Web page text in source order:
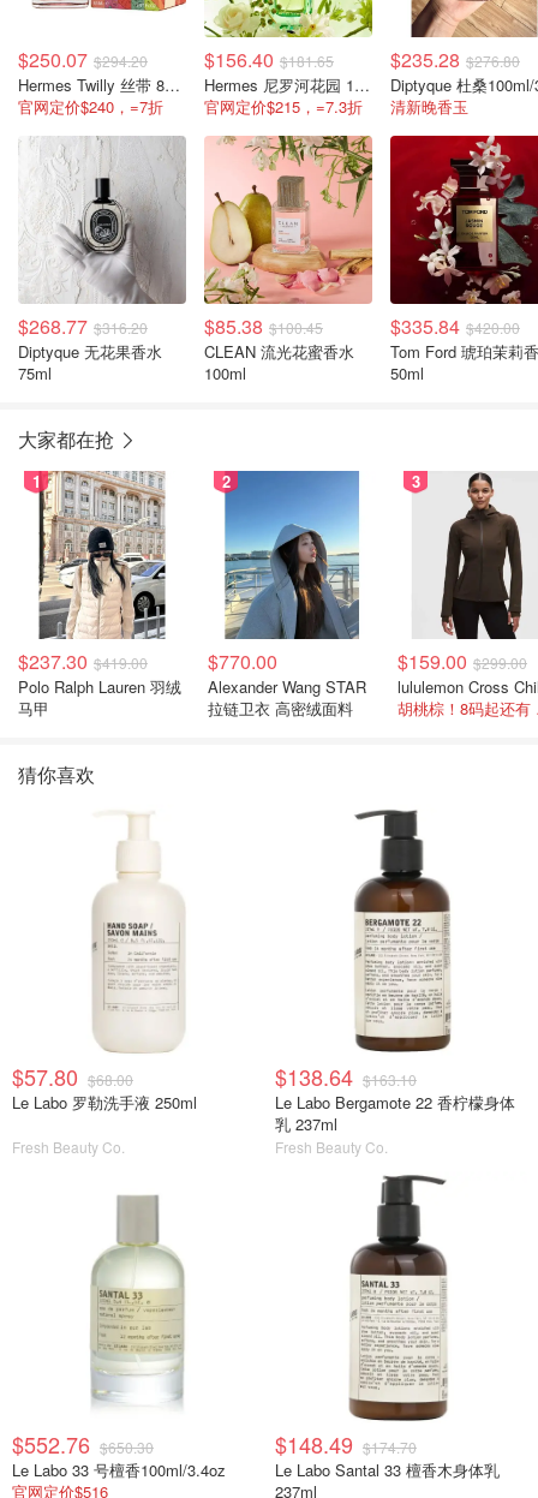
$250.07 $294.20
Hermes Twilly 丝带 85ml/2.87oz
官网定价$240，=7折
$156.40 $181.65
Hermes 尼罗河花园 100ml/3.3oz
官网定价$215，=7.3折
$235.28 $276.80
清新晚香玉
$268.77 $316.20
Diptyque 无花果香水
75ml
$85.38 $100.45
CLEAN 流光花蜜香水
100ml
$335.84 $420.00
Tom Ford 琥珀茉莉
50ml
大家都在抢
1
$237.30 $419.00
Polo Ralph Lauren 羽绒
马甲
2
$770.00
Alexander Wang STAR
拉链卫衣 高密绒面料
3
$159.00 $299.00
猜你喜欢
$57.80 $68.00
Le Labo 罗勒洗手液 250ml
Fresh Beauty Co.
$138.64 $163.10
Le Labo Bergamote 22 香柠檬身体
乳 237ml
Fresh Beauty Co.
$552.76 $650.30
Le Labo 33 号檀香100ml/3.4oz
官网定价$516
$148.49 $174.70
Le Labo Santal 33 檀香木身体乳
237ml